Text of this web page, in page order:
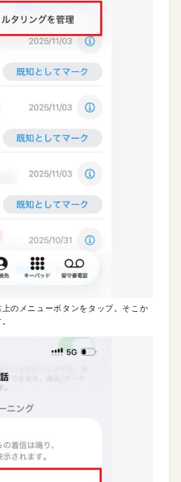
のメニューボタンをタップ。そこか